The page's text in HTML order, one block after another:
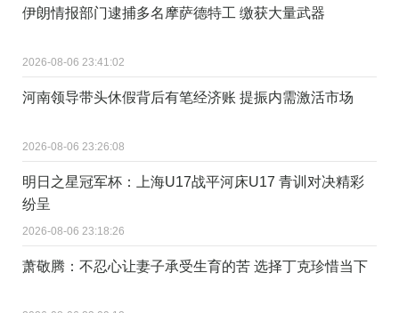
伊朗情报部门逮捕多名摩萨德特工 缴获大量武器
2026-08-06 23:41:02
河南领导带头休假背后有笔经济账 提振内需激活市场
2026-08-06 23:26:08
明日之星冠军杯：上海U17战平河床U17 青训对决精彩
纷呈
2026-08-06 23:18:26
萧敬腾：不忍心让妻子承受生育的苦 选择丁克珍惜当下